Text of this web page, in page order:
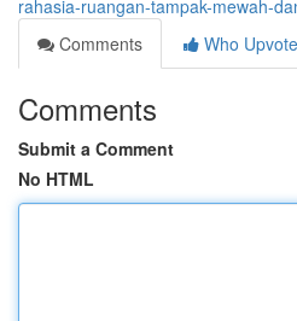
rahasia-ruangan-tampak-mewah-
Comments
Who
Comments
Submit a Comment
No HTML